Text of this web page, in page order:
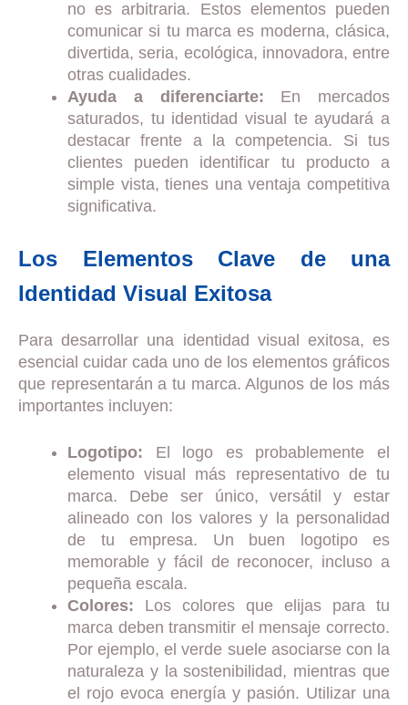
no es arbitraria. Estos elementos pueden
comunicar si tu marca es moderna, clásica,
divertida, seria, ecológica, innovadora, entre
otras cualidades.
Ayuda a diferenciarte: En mercados
saturados, tu identidad visual te ayudará a
destacar frente a la competencia. Si tus
clientes pueden identificar tu producto a
simple vista, tienes una ventaja competitiva
significativa.
Los Elementos Clave de una
Identidad Visual Exitosa
Para desarrollar una identidad visual exitosa, es
esencial cuidar cada uno de los elementos gráficos
que representarán a tu marca. Algunos de los más
importantes incluyen:
Logotipo: El logo es probablemente el
elemento visual más representativo de tu
marca. Debe ser único, versátil y estar
alineado con los valores y la personalidad
de tu empresa. Un buen logotipo es
memorable y fácil de reconocer, incluso a
pequeña escala.
Colores: Los colores que elijas para tu
marca deben transmitir el mensaje correcto.
Por ejemplo, el verde suele asociarse con la
naturaleza y la sostenibilidad, mientras que
el rojo evoca energía y pasión. Utilizar una